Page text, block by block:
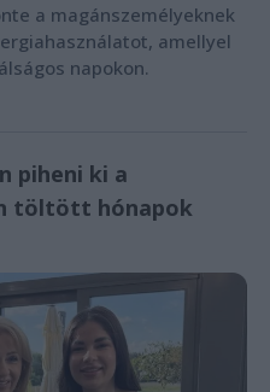
a magánszemélyeknek
amellyel
napokon.
piheni ki a
töltött hónapok